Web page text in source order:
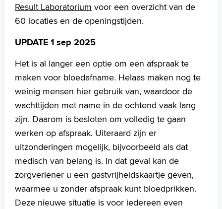
Result Laboratorium voor een overzicht van de
60 locaties en de openingstijden.
UPDATE 1 sep 2025
Het is al langer een optie om een afspraak te
maken voor bloedafname. Helaas maken nog te
weinig mensen hier gebruik van, waardoor de
wachttijden met name in de ochtend vaak lang
zijn. Daarom is besloten om volledig te gaan
werken op afspraak. Uiteraard zijn er
uitzonderingen mogelijk, bijvoorbeeld als dat
medisch van belang is. In dat geval kan de
zorgverlener u een gastvrijheidskaartje geven,
waarmee u zonder afspraak kunt bloedprikken.
Deze nieuwe situatie is voor iedereen even